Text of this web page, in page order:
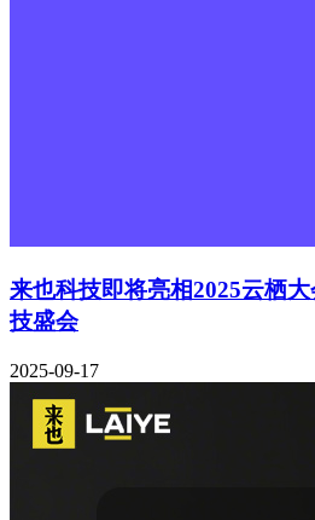
来也科技即将亮相2025云栖
技盛会
2025-09-17